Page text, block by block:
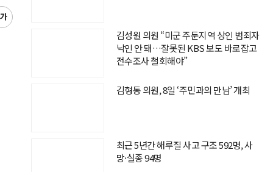
글
김성원 의원 “미군 주둔지역 상인 범죄자
낙인 안 돼…잘못된 KBS 보도 바로잡고
전수조사 철회해야”
김형동 의원, 8일 ‘주민과의 만남’ 개최
최근 5년간 해루질 사고 구조 592명, 사
망·실종 94명